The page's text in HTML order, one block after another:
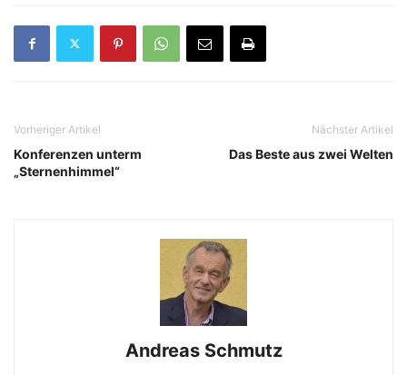
Vorheriger Artikel
Konferenzen unterm
„Sternenhimmel“
Nächster Artikel
Das Beste aus zwei Welten
Andreas Schmutz